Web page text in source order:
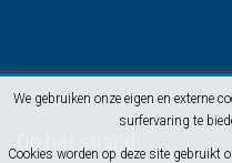
We gebruiken onze eigen en externe
surfervaring te
Cookies worden op deze site gebruikt
Op het strand